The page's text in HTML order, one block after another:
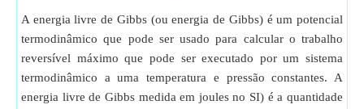
A energia livre de Gibbs (ou energia de Gibbs) é um potencial
termodinâmico que pode ser usado para calcular o trabalho
reversível máximo que pode ser executado por um sistema
termodinâmico a uma temperatura e pressão constantes. A
energia livre de Gibbs medida em joules no SI) é a quantidade